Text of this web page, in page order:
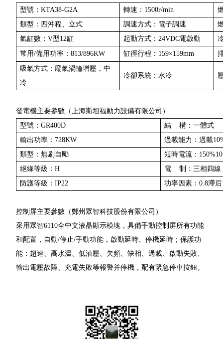
型號：KTA38-G2A
轉速：1500r/min
類型：四沖程、立式
調速方式：電子調速
氣缸數：V型12缸
起動方式：24VDC電啟動
常用/備用功率：813/896KW
缸徑行程：159×159mm
吸氣方式：廢氣渦輪增壓，中
冷
冷卻系統：水冷
發電機主要參數（上海斯坦福動力設備有限公司）
型號：GR400D
結 構：一體式
輸出功率：728KW
過載能力：過載
類型：無刷自勵
短時電流：
絕緣等級：H
電 制：三相四線
防護等級：IP22
功率因素：0.8滯后
控制屏主要參數（鄭州眾智科技股份有限公司）
采用眾智6110全中文液晶顯示模塊，具備手動控制屏所有功能
和配置，自動/停止/手動功能，啟動延時、停機延時；保護功
能：超速、高水溫、低油壓、欠頻、缺相、過載、啟動失敗、
輸出電壓故障、充電失敗等報警并停機，配有緊急停車按鈕。